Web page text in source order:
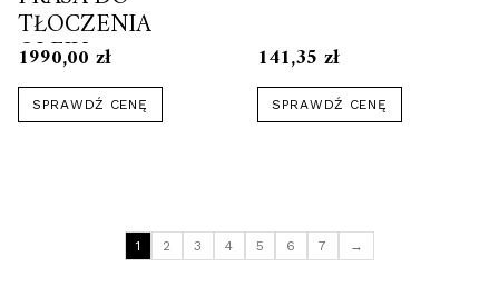
TŁOCZENIA
OLEJU
1990,00 zł
SPRAWDŹ CENĘ
141,35zł
SPRAWDŹ CENĘ
1 2 3 4 5 6 7 →